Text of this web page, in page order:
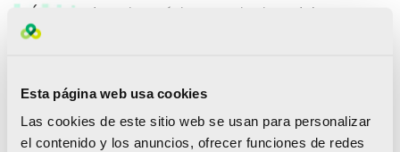
Esta página web usa cookies
Las cookies de este sitio web se usan para personalizar
el contenido y los anuncios, ofrecer funciones de redes
(Fernando Roig, máximo accionista del
Villarreal CF, Quico Catalán, Presidente del
emisario del Valencia CF), presidentes de las
Federaciones deportivas valencianas, y
responsables de los servicios de deportes de